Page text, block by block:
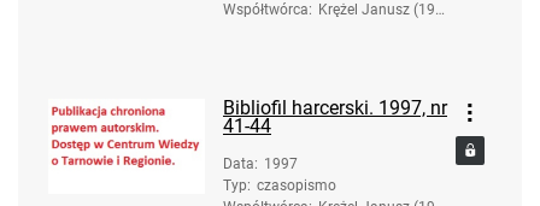
Współtwórca: Krężel Janusz (193
Bibliofil harcerski. 1997, nr
41-44
Data: 1997
Typ: czasopismo